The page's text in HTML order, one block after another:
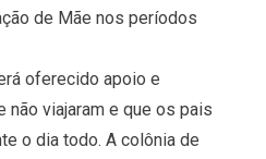
de Mãe nos períodos
oferecido apoio e
não viajaram e que os pais
o dia todo. A colônia de